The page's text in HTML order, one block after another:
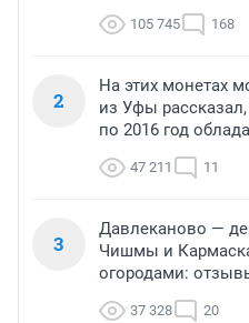
105 745 168
2
На этих монетах
из Уфы рассказал,
по 2016 год
47 211 11
3
Давлеканово —
Чишмы и
огородами:
37 328 20